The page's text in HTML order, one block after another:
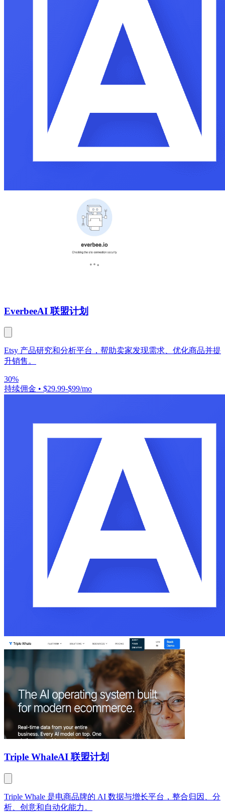
EverbeeAI 联盟计划
Etsy 产品研究和分析平台，帮助卖家发现需求、优化商品并提
升销售。
30%
持续佣金 • $29.99-$99/mo
Triple WhaleAI 联盟计划
Triple Whale 是电商品牌的 AI 数据与增长平台，整合归因、分
析、创意和自动化能力。